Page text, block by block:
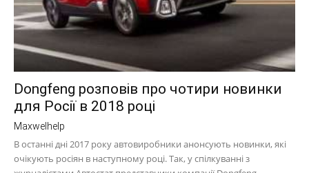
Dongfeng розповів про чотири новинки
для Росії в 2018 році
Maxwelhelp
В останні дні 2017 року автовиробники анонсують новинки, які
очікують росіян в наступному році. Так, у спілкуванні з